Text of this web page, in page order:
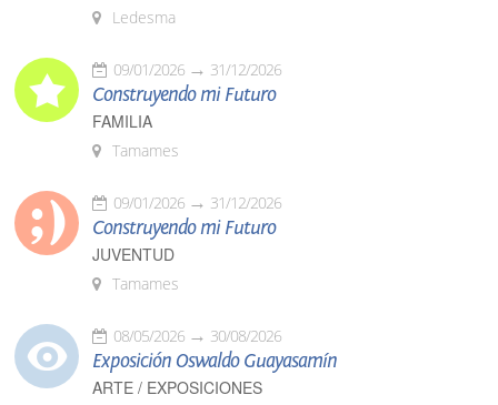
Ledesma
09/01/2026 31/12/2026
Construyendo mi Futuro
FAMILIA
Tamames
09/01/2026 31/12/2026
Construyendo mi Futuro
JUVENTUD
Tamames
08/05/2026 30/08/2026
Exposición Oswaldo Guayasamín
ARTE / EXPOSICIONES